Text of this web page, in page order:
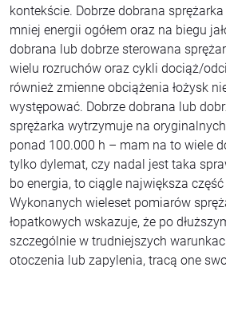
kontekście. Dobrze dobrana
mniej energii ogółem oraz na biegu
dobrana lub dobrze sterowana
wielu rozruchów oraz cykli dociąż/
również zmienne obciążenia łożysk
występować. Dobrze dobrana lub
sprężarka wytrzymuje na
ponad 100.000 h – mam na to wiele
tylko dylemat, czy nadal jest taka
bo energia, to ciągle największa
Wykonanych wieleset pomiarów
łopatkowych wskazuje, że po
szczególnie w trudniejszych
otoczenia lub zapylenia, tracą one